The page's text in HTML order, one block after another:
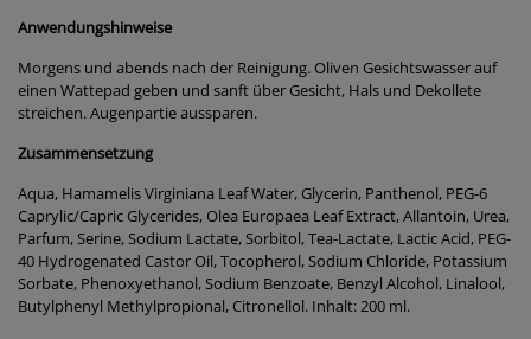
Anwendungshinweise
Morgens und abends nach der Reinigung. Oliven Gesichtswasser auf
einen Wattepad geben und sanft über Gesicht, Hals und Dekollete
streichen. Augenpartie aussparen.
Zusammensetzung
Aqua, Hamamelis Virginiana Leaf Water, Glycerin, Panthenol, PEG-6
Caprylic/Capric Glycerides, Olea Europaea Leaf Extract, Allantoin, Urea,
Parfum, Serine, Sodium Lactate, Sorbitol, Tea-Lactate, Lactic Acid, PEG-
40 Hydrogenated Castor Oil, Tocopherol, Sodium Chloride, Potassium
Sorbate, Phenoxyethanol, Sodium Benzoate, Benzyl Alcohol, Linalool,
Butylphenyl Methylpropional, Citronellol. Inhalt: 200 ml.